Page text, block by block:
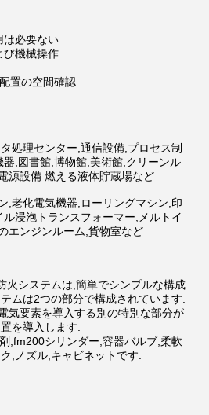
は必要ない
び機械操作
置の空間確認
処理センター,通信設備,プロセス制
,図書館,博物館,美術館,クリーンル
源設備 燃える液体貯蔵場など
,老化電気機器,ローリングマシン,印
浸泡トランスフォーマー,メルトイ
エンジンルーム,貨物室など
火システムは,簡単でシンプルな構成
ムは2つの部分で構成されています.
気要素を導入する別の特別な部分が
を導入します.
,fm200シリンダー,容器バルブ,柔軟
,ノズル,キャビネットです.